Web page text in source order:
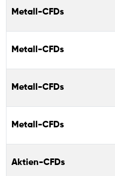
Metall-CFDs
Metall-CFDs
Metall-CFDs
Metall-CFDs
Aktien-CFDs